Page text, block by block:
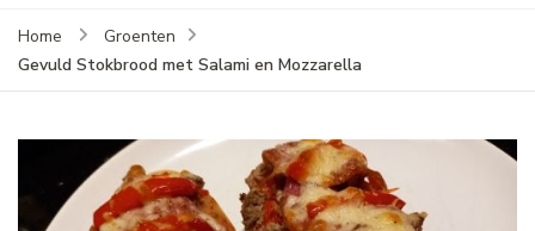
Home
Groenten
Gevuld Stokbrood met Salami en Mozzarella